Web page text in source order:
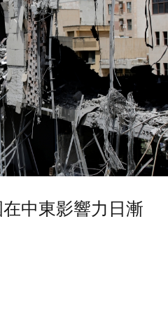
在中東影響力日漸